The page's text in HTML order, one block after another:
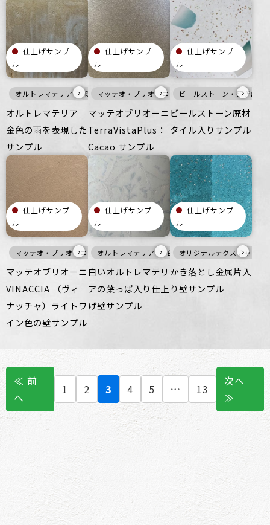
仕上げサンプ
ル
オルトレマテリア 暖色 メタル 壁 ざらざら その他 オフィス
›
オルトレマテリア
金色の雨を表現した
サンプル
仕上げサンプ
ル
マッテオ・ブリオーニ 黒 壁 ざらざら
›
マッテオブリオーニ
TerraVistaPlus：
Cacao サンプル
仕上げサンプ
ル
ビールストーン・研ぎ出し
›
ビールストーン廃材
タイル入りサンプル
仕上げサンプ
ル
マッテオ・ブリオーニ 暖色 壁 ざらざら オフィス 住空間
›
マッテオブリオーニ
VINACCIA （ヴィ
ナッチャ）ライトワ
イン色の壁サンプル
仕上げサンプ
ル
オルトレマテリア 白 寒色 壁 つるつる
›
白いオルトレマテリ
アの葉っぱ入り仕上
げ壁サンプル
仕上げサンプ
ル
オリジナルテクスチャ・特
›
かき落とし金属片入
り壁サンプル
≪ 前
へ
1 2 3 4 5 … 13
次へ
≫